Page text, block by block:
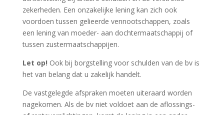
zekerheden. Een onzakelijke lening kan zich ook
voordoen tussen gelieerde vennootschappen, zoals
een lening van moeder- aan dochtermaatschappij of
tussen zustermaatschappijen.
Let op! Ook bij borgstelling voor schulden van de bv is
het van belang dat u zakelijk handelt.
De vastgelegde afspraken moeten uiteraard worden
nagekomen. Als de bv niet voldoet aan de aflossings-